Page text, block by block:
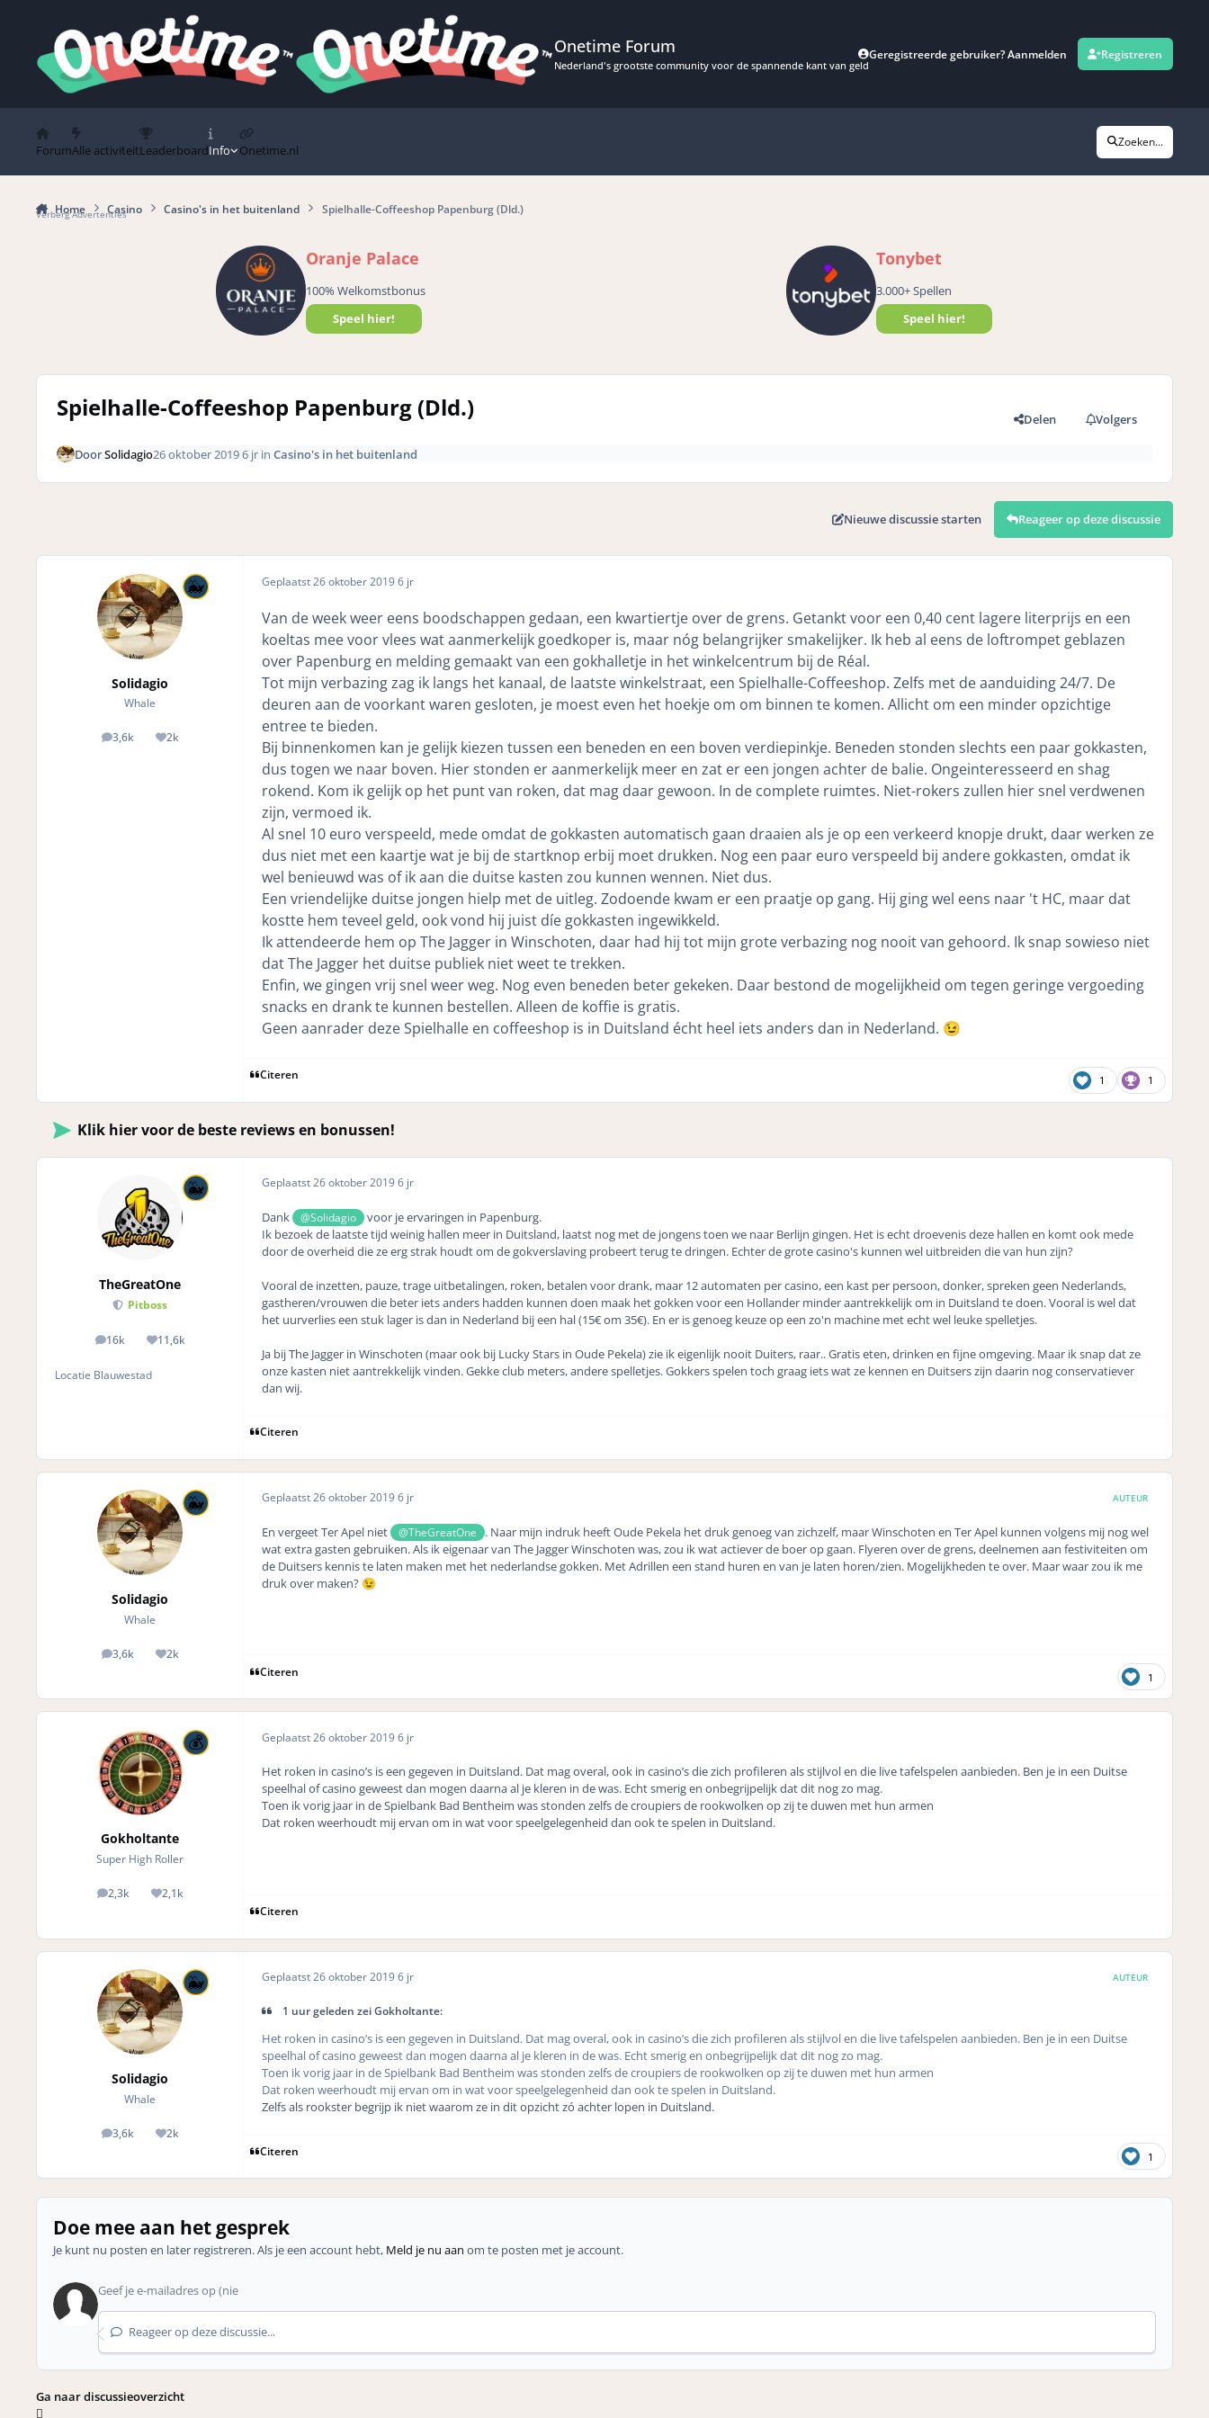
Onetime Forum
Nederland's grootste community voor de spannende kant van geld
Geregistreerde gebruiker? Aanmelden Registreren
ForumAlle activiteitLeaderboardInfo Onetime.nl
Zoeken...
Home Casino Casino's in het buitenland Spielhalle-Coffeeshop Papenburg (Dld.)
Verberg Advertenties
Oranje Palace
100% Welkomstbonus
Speel hier!
Tonybet
3.000+ Spellen
Speel hier!
Spielhalle-Coffeeshop Papenburg (Dld.) Delen Volgers
DoorSolidagio26 oktober 20196 jrin Casino's in het buitenland
Nieuwe discussie starten Reageer op deze discussie
Solidagio
Whale
3,6k
posts 2k
Reputation
Geplaatst26 oktober 20196 jr
Van de week weer eens boodschappen gedaan, een kwartiertje over de grens. Getankt voor een 0,40 cent lagere literprijs en een
koeltas mee voor vlees wat aanmerkelijk goedkoper is, maar nóg belangrijker smakelijker. Ik heb al eens de loftrompet geblazen
over Papenburg en melding gemaakt van een gokhalletje in het winkelcentrum bij de Réal.
Tot mijn verbazing zag ik langs het kanaal, de laatste winkelstraat, een Spielhalle-Coffeeshop. Zelfs met de aanduiding 24/7. De
deuren aan de voorkant waren gesloten, je moest even het hoekje om om binnen te komen. Allicht om een minder opzichtige
entree te bieden.
Bij binnenkomen kan je gelijk kiezen tussen een beneden en een boven verdiepinkje. Beneden stonden slechts een paar gokkasten,
dus togen we naar boven. Hier stonden er aanmerkelijk meer en zat er een jongen achter de balie. Ongeinteresseerd en shag
rokend. Kom ik gelijk op het punt van roken, dat mag daar gewoon. In de complete ruimtes. Niet-rokers zullen hier snel verdwenen
zijn, vermoed ik.
Al snel 10 euro verspeeld, mede omdat de gokkasten automatisch gaan draaien als je op een verkeerd knopje drukt, daar werken ze
dus niet met een kaartje wat je bij de startknop erbij moet drukken. Nog een paar euro verspeeld bij andere gokkasten, omdat ik
wel benieuwd was of ik aan die duitse kasten zou kunnen wennen. Niet dus.
Een vriendelijke duitse jongen hielp met de uitleg. Zodoende kwam er een praatje op gang. Hij ging wel eens naar 't HC, maar dat
kostte hem teveel geld, ook vond hij juist díe gokkasten ingewikkeld.
Ik attendeerde hem op The Jagger in Winschoten, daar had hij tot mijn grote verbazing nog nooit van gehoord. Ik snap sowieso niet
dat The Jagger het duitse publiek niet weet te trekken.
Enfin, we gingen vrij snel weer weg. Nog even beneden beter gekeken. Daar bestond de mogelijkheid om tegen geringe vergoeding
snacks en drank te kunnen bestellen. Alleen de koffie is gratis.
Geen aanrader deze Spielhalle en coffeeshop is in Duitsland écht heel iets anders dan in Nederland. 😉
Citeren 1 1
Klik hier voor de beste reviews en bonussen!
TheGreatOne
Pitboss
16k
posts 11,6k
Reputation
Locatie Blauwestad
Geplaatst26 oktober 20196 jr
Dank @Solidagio
voor je ervaringen in Papenburg.
Ik bezoek de laatste tijd weinig hallen meer in Duitsland, laatst nog met de jongens toen we naar Berlijn gingen. Het is echt droevenis deze hallen en komt ook mede
door de overheid die ze erg strak houdt om de gokverslaving probeert terug te dringen. Echter de grote casino's kunnen wel uitbreiden die van hun zijn?
Vooral de inzetten, pauze, trage uitbetalingen, roken, betalen voor drank, maar 12 automaten per casino, een kast per persoon, donker, spreken geen Nederlands,
gastheren/vrouwen die beter iets anders hadden kunnen doen maak het gokken voor een Hollander minder aantrekkelijk om in Duitsland te doen. Vooral is wel dat
het uurverlies een stuk lager is dan in Nederland bij een hal (15€ om 35€). En er is genoeg keuze op een zo'n machine met echt wel leuke spelletjes.
Ja bij The Jagger in Winschoten (maar ook bij Lucky Stars in Oude Pekela) zie ik eigenlijk nooit Duiters, raar.. Gratis eten, drinken en fijne omgeving. Maar ik snap dat ze
onze kasten niet aantrekkelijk vinden. Gekke club meters, andere spelletjes. Gokkers spelen toch graag iets wat ze kennen en Duitsers zijn daarin nog conservatiever
dan wij.
Citeren
Solidagio
Whale
3,6k
posts 2k
Reputation
Geplaatst26 oktober 20196 jr AUTEUR
En vergeet Ter Apel niet @TheGreatOne
. Naar mijn indruk heeft Oude Pekela het druk genoeg van zichzelf, maar Winschoten en Ter Apel kunnen volgens mij nog wel
wat extra gasten gebruiken. Als ik eigenaar van The Jagger Winschoten was, zou ik wat actiever de boer op gaan. Flyeren over de grens, deelnemen aan festiviteiten om
de Duitsers kennis te laten maken met het nederlandse gokken. Met Adrillen een stand huren en van je laten horen/zien. Mogelijkheden te over. Maar waar zou ik me
druk over maken? 😉
Citeren 1
Gokholtante
Super High Roller
2,3k
posts 2,1k
Reputation
Geplaatst26 oktober 20196 jr
Het roken in casino’s is een gegeven in Duitsland. Dat mag overal, ook in casino’s die zich profileren als stijlvol en die live tafelspelen aanbieden. Ben je in een Duitse
speelhal of casino geweest dan mogen daarna al je kleren in de was. Echt smerig en onbegrijpelijk dat dit nog zo mag.
Toen ik vorig jaar in de Spielbank Bad Bentheim was stonden zelfs de croupiers de rookwolken op zij te duwen met hun armen
Dat roken weerhoudt mij ervan om in wat voor speelgelegenheid dan ook te spelen in Duitsland.
Citeren
Solidagio
Whale
3,6k
posts 2k
Reputation
Geplaatst26 oktober 20196 jr AUTEUR
1 uur geleden zei Gokholtante:
Het roken in casino’s is een gegeven in Duitsland. Dat mag overal, ook in casino’s die zich profileren als stijlvol en die live tafelspelen aanbieden. Ben je in een Duitse
speelhal of casino geweest dan mogen daarna al je kleren in de was. Echt smerig en onbegrijpelijk dat dit nog zo mag.
Toen ik vorig jaar in de Spielbank Bad Bentheim was stonden zelfs de croupiers de rookwolken op zij te duwen met hun armen
Dat roken weerhoudt mij ervan om in wat voor speelgelegenheid dan ook te spelen in Duitsland.
Zelfs als rookster begrijp ik niet waarom ze in dit opzicht zó achter lopen in Duitsland.
Citeren 1
Doe mee aan het gesprek
Je kunt nu posten en later registreren. Als je een account hebt, Meld je nu aan om te posten met je account.
Reageer op deze discussie...
Ga naar discussieoverzicht